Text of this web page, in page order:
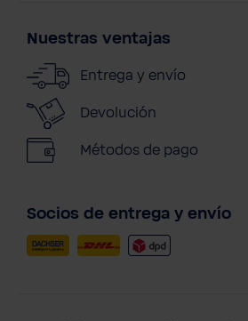
Nuestras ventajas
Entrega y envío
Devolución
Métodos de pago
Socios de entrega y envío